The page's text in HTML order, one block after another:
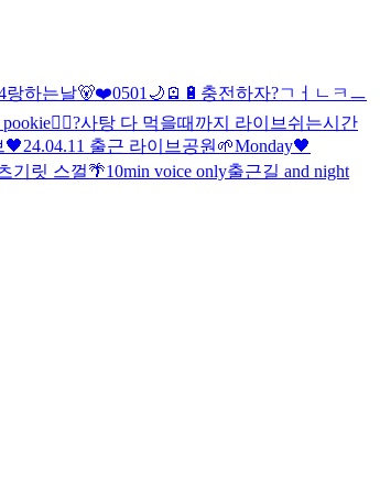
랑하는날🐻❤️0501🌙 🪫🔋충전하자?ㄱㅓㄴㅋㅡ
사탕 다 먹을때까지 라이브 쉬는시간
🖤24.04.11 출근 라이브 공원🌱Monday🖤
기릿 스껄🌴10min voice only출근길 and night